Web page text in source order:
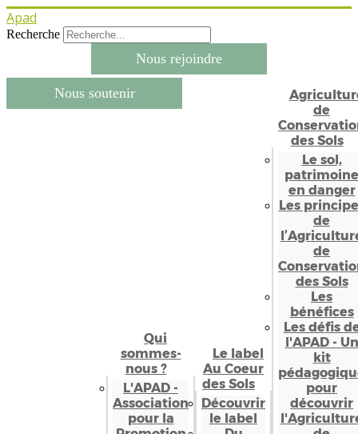
Apad
Recherche
Nous rejoindre
Nous soutenir
Qui
sommes-
nous ?
L'APAD -
Association
pour la
Le label
Au Coeur
des Sols
Découvrir
le label
de
des Sols
Le sol,
patrimoine
en danger
Les
de
de
des Sols
Les
bénéfices
Les défis
l'APAD - Un
kit
pour
découvrir